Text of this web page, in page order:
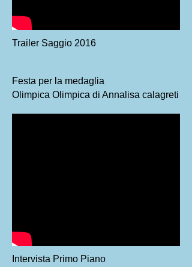
Trailer Saggio 2016
Festa per la medaglia
Olimpica Olimpica di Annalisa calagreti
Intervista Primo Piano